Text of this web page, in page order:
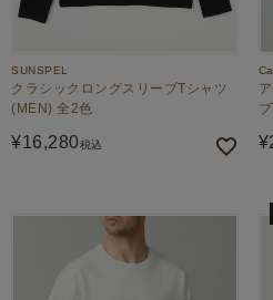
SUNSPEL
クラシックロングスリーブTシャツ
(MEN) 全2色
¥16,280税込 ¥